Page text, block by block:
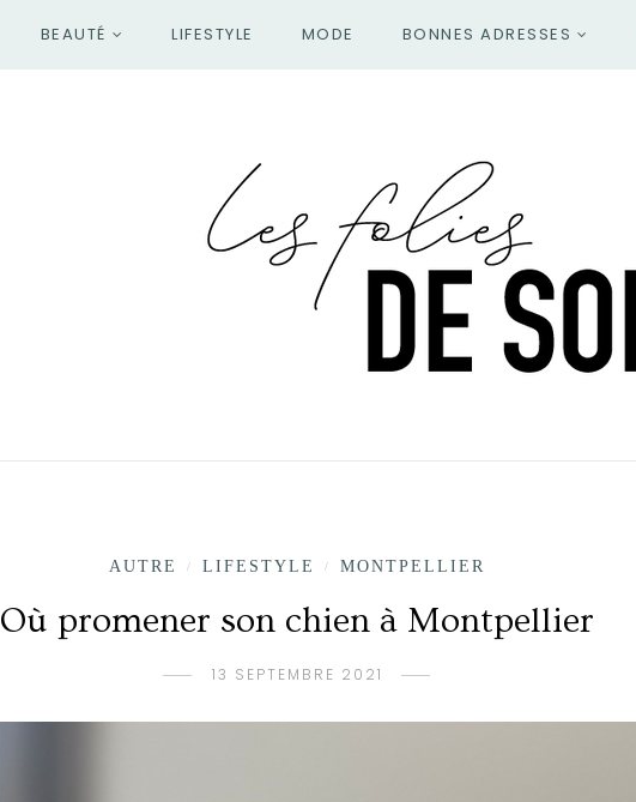
BEAUTÉ LIFESTYLE MODE BONNES ADRESSES
AUTRE / LIFESTYLE / MONTPELLIER
Où promener son chien à Montpellier
13 SEPTEMBRE 2021